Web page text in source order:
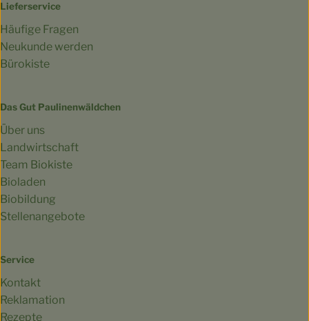
Lieferservice
Häufige Fragen
Neukunde werden
Bürokiste
Das Gut Paulinenwäldchen
Über uns
Landwirtschaft
Team Biokiste
Bioladen
Biobildung
Stellenangebote
Service
Kontakt
Reklamation
Rezepte